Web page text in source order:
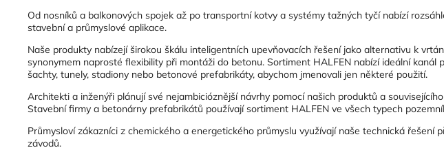
Od nosníků a balkonových spojek až po transportní kotvy a systémy tažných tyčí nabízí
stavební a průmyslové aplikace.
Naše produkty nabízejí širokou škálu inteligentních upevňovacích řešení jako alternativu k
synonymem naprosté flexibility při montáži do betonu. Sortiment HALFEN nabízí ideální kanál
šachty, tunely, stadiony nebo betonové prefabrikáty, abychom jmenovali jen některé použití.
Architekti a inženýři plánují své nejambicióznější návrhy pomocí našich produktů a
Stavební firmy a betonárny prefabrikátů používají sortiment HALFEN ve všech typech
Průmysloví zákazníci z chemického a energetického průmyslu využívají naše technická řešení
závodů.